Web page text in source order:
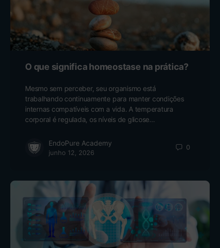
O que significa homeostase na prática?
Mesmo sem perceber, seu organismo está
trabalhando continuamente para manter condições
internas compatíveis com a vida. A temperatura
corporal é regulada, os níveis de glicose…
EndoPure Academy
junho 12, 2026
0